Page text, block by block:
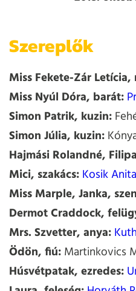
Szereplők
Miss Fekete-Zár
Miss Nyúl Dóra, barát:
Simon Patrik, kuzin:
Simon Júlia, kuzin:
Hajmási Rolandné,
Mici, szakács:Kosik Anita
Miss Marple, Janka,
Dermot Craddock,
Mrs. Szvetter, anya:
Ödön, fiú:Martinkovics
Húsvétpatak, ezredes: